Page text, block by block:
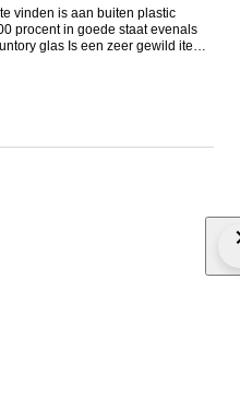
vinden is aan buiten plastic
procent in goede staat evenals
glas Is een zeer gewild item